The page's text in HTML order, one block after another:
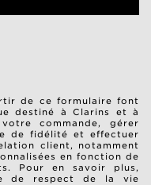
de ce formulaire font
destiné à Clarins et à
commande, gérer
de fidélité et effectuer
client, notamment
en fonction de
Pour en savoir plus,
de respect de la vie